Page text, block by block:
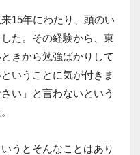
15年にわたり、頭のい
た。その経験から、東
きから勉強ばかりして
いうことに気が付きま
い」と言わないという
うとそんなことはあり